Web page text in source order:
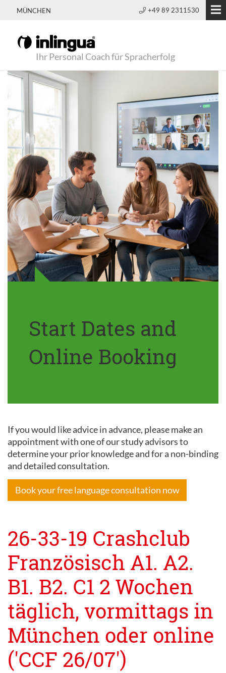
MÜNCHEN +49 89 2311530
Ihr Personal Coach für Spracherfolg
Start Dates and
Online Booking
If you would like advice in advance, please make an
appointment with one of our study advisors to
determine your prior knowledge and for a non-binding
and detailed consultation.
Book your free language consultation now
26-33-19 Crashclub
Französisch A1. A2.
B1. B2. C1 2 Wochen
täglich, vormittags in
München oder online
('CCF 26/07')